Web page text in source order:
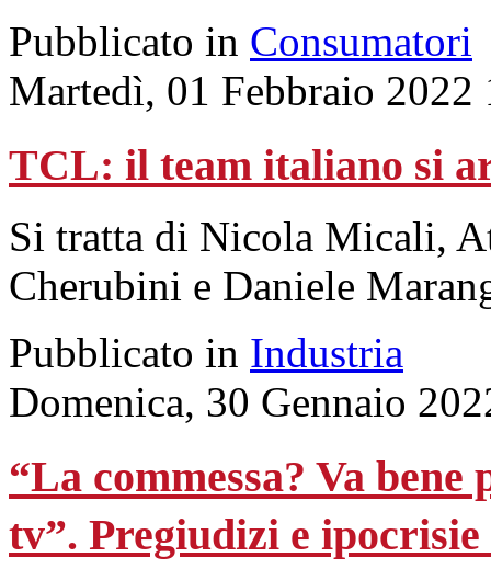
Pubblicato in Consumatori
Martedì, 01 Febbraio 2022
TCL: il team italiano si
Si tratta di Nicola Micali,
Cherubini e Daniele
Pubblicato in Industria
Domenica, 30 Gennaio
“La commessa? Va
tv”. Pregiudizi e ipocrisie